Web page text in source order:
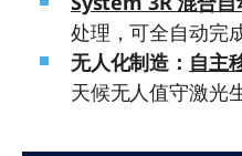
处理，可全自动完
无人化制造： 自主
天候无人值守激光